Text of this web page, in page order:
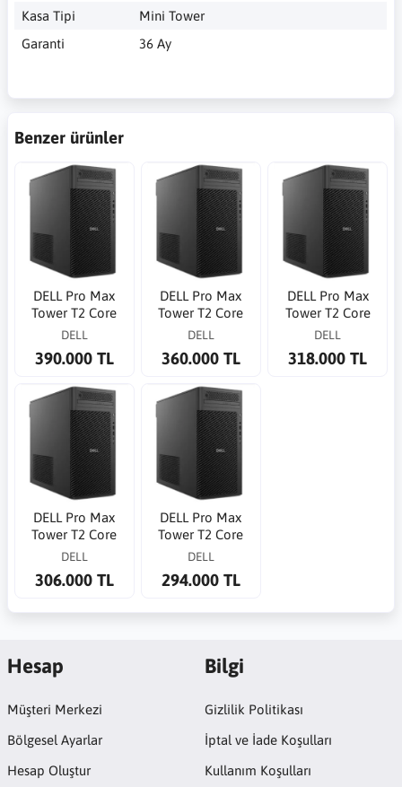
Kasa Tipi
Mini Tower
Garanti
36 Ay
Benzer ürünler
DELL Pro Max
Tower T2 Core
Ultra 9 285 5.6GHz
4000ADA 20G WP
DELL
390.000 TL
DELL Pro Max
Tower T2 Core
Ultra 9 285K
SSD RTX4000 ADA
DELL
360.000 TL
DELL Pro Max
Tower T2 Core
Ultra 9 285 5.6GHz
2000 ADA 16G WP
DELL
318.000 TL
DELL Pro Max
Tower T2 Core
Ultra 7 265K
SSD RTX 2000ADA
DELL
306.000 TL
DELL Pro Max
Tower T2 Core
Ultra 9 285 5.6GHz
2000ADA 16G WP
DELL
294.000 TL
Hesap
Müşteri Merkezi
Bölgesel Ayarlar
Hesap Oluştur
Bilgi
Gizlilik Politikası
İptal ve İade Koşulları
Kullanım Koşulları